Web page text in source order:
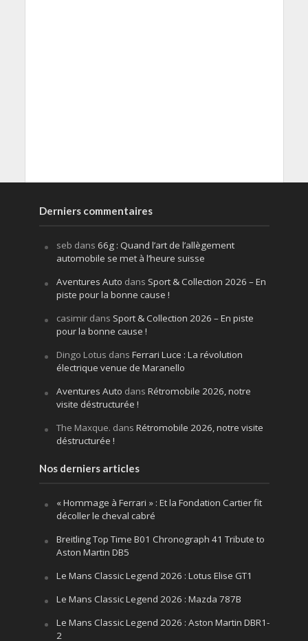
Derniers commentaires
seb dans 66g : Quand l’art de l’allègement
automobile se met à l’heure suisse
Aventures Auto dans Sport & Collection 2026 – En
piste pour la bonne cause !
casimirdans Sport & Collection 2026 – En piste
pour la bonne cause !
Dingo Lotus dans Ferrari Luce : La révolution
électrique venue de Maranello
Aventures Auto dans Rétromobile 2026, notre
visite déstructurée !
The Maxque. dans Rétromobile 2026, notre visite
déstructurée !
Nos derniers articles
« Hommage à Ferrari » : Et la Fondation Cartier fit
décoller le cheval cabré
Breitling Top Time B01 Chronograph 41 Tribute to
Aston Martin DB5
Le Mans Classic Legend 2026 : Lotus Elise GT1
Le Mans Classic Legend 2026 : Mazda 787B
Le Mans Classic Legend 2026 : Aston Martin DBR1-
2